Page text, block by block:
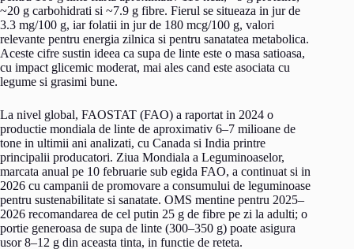
~20 g carbohidrati si ~7.9 g fibre. Fierul se situeaza in jur de
3.3 mg/100 g, iar folatii in jur de 180 mcg/100 g, valori
relevante pentru energia zilnica si pentru sanatatea metabolica.
Aceste cifre sustin ideea ca supa de linte este o masa satioasa,
cu impact glicemic moderat, mai ales cand este asociata cu
legume si grasimi bune.
La nivel global, FAOSTAT (FAO) a raportat in 2024 o
productie mondiala de linte de aproximativ 6–7 milioane de
tone in ultimii ani analizati, cu Canada si India printre
principalii producatori. Ziua Mondiala a Leguminoaselor,
marcata anual pe 10 februarie sub egida FAO, a continuat si in
2026 cu campanii de promovare a consumului de leguminoase
pentru sustenabilitate si sanatate. OMS mentine pentru 2025–
2026 recomandarea de cel putin 25 g de fibre pe zi la adulti; o
portie generoasa de supa de linte (300–350 g) poate asigura
usor 8–12 g din aceasta tinta, in functie de reteta.